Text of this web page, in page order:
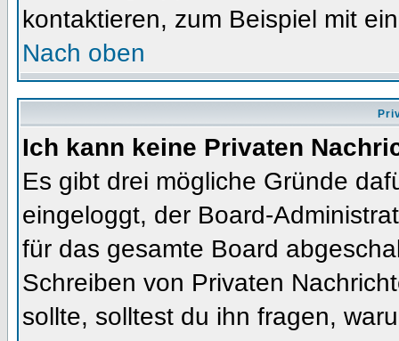
kontaktieren, zum Beispiel mit
Nach oben
Ich kann keine Privaten
Es gibt drei mögliche Gründe
eingeloggt, der Board-
für das gesamte Board
Schreiben von Privaten
sollte, solltest du ihn fragen,